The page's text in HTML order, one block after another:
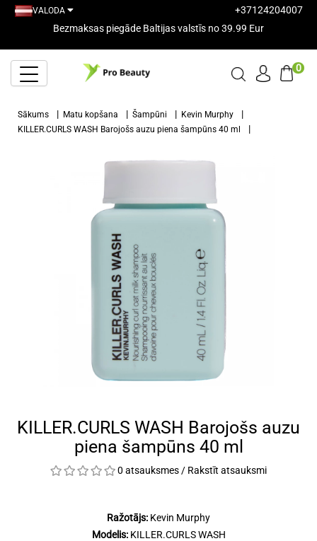
VALODA
+37124204007
Bezmaksas piegāde Baltijas valstīs no 39.99 Eur
0
Sākums Matu kopšana Šampūni
Kevin Murphy
KILLER.CURLS WASH Barojošs auzu piena šampūns 40 ml
KILLER.CURLS WASH Barojošs auzu
piena šampūns 40 ml
0 atsauksmes / Rakstīt atsauksmi
Ražotājs: Kevin Murphy
Modelis:KILLER.CURLS WASH